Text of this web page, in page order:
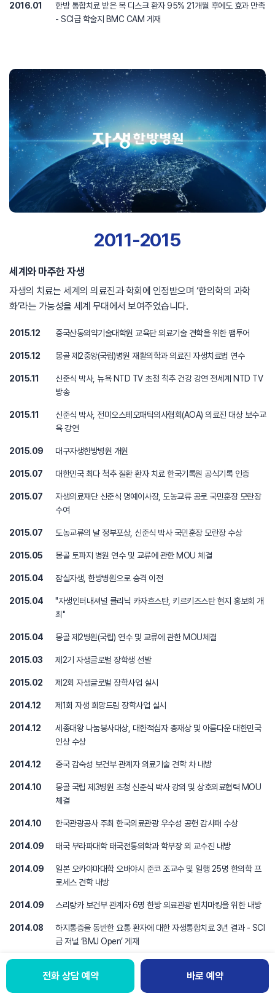
2016.01
한방 통합치료 받은 목 디스크 환자 95% 21개월 후에도 효과 만족
- SCI급 학술지 BMC CAM 게재
2011-2015
세계와 마주한 자생
자생의 치료는 세계의 의료진과 학회에 인정받으며 ‘한의학의 과학
화’라는 가능성을 세계 무대에서 보여주었습니다.
2015.12 중국산동의약기술대학원 교육단 의료기술 견학을 위한 팸투어
2015.12 몽골 제2중앙(국립)병원 재활의학과 의료진 자생치료법 연수
2015.11
신준식 박사, 뉴욕 NTD TV 초청 척추 건강 강연 전세계 NTD TV
방송
2015.11
신준식 박사, 전미오스테오패틱의사협회(AOA) 의료진 대상 보수교
육 강연
2015.09 대구자생한방병원 개원
2015.07 대한민국 최다 척추 질환 환자 치료 한국기록원 공식기록 인증
2015.07
자생의료재단 신준식 명예이사장, 도농교류 공로 국민훈장 모란장
수여
2015.07 도농교류의 날 정부포상, 신준식 박사 국민훈장 모란장 수상
2015.05 몽골 토파지 병원 연수 및 교류에 관한 MOU 체결
2015.04 잠실자생, 한방병원으로 승격 이전
2015.04
"자생인터내셔널 클리닉 카자흐스탄, 키르키즈스탄 현지 홍보회 개
최"
2015.04 몽골 제2병원(국립) 연수 및 교류에 관한 MOU체결
2015.03 제2기 자생글로벌 장학생 선발
2015.02 제2회 자생글로벌 장학사업 실시
2014.12 제1회 자생 희망드림 장학사업 실시
2014.12
세종대왕 나눔봉사대상, 대한적십자 총재상 및 아름다운 대한민국
인상 수상
2014.12 중국 감숙성 보건부 관계자 의료기술 견학 차 내방
2014.10
몽골 국립 제3병원 초청 신준식 박사 강의 및 상호의료협력 MOU
체결
2014.10 한국관광공사 주최 한국의료관광 우수성 공헌 감사패 수상
2014.09 태국 부라파대학 태국전통의학과 학부장 외 교수진 내방
2014.09
일본 오카야마대학 오바야시 준코 조교수 및 일행 25명 한의학 프
로세스 견학 내방
2014.09 스리랑카 보건부 관계자 6명 한방 의료관광 벤치마킹을 위한 내방
2014.08
하지통증을 동반한 요통 환자에 대한 자생통합치료 3년 결과 - SCI
급 저널 ‘BMJ Open’ 게재
국제전통대체의학 - 자생척추관절연구소 '생간환의 손상치료효과'
연구결과 발표
전화 상담 예약 바로 예약